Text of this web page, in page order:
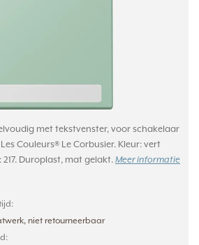
met tekstvenster, voor schakelaar
Couleurs® Le Corbusier. Kleur: vert
Duroplast, mat gelakt. Meer informatie
niet retourneerbaar